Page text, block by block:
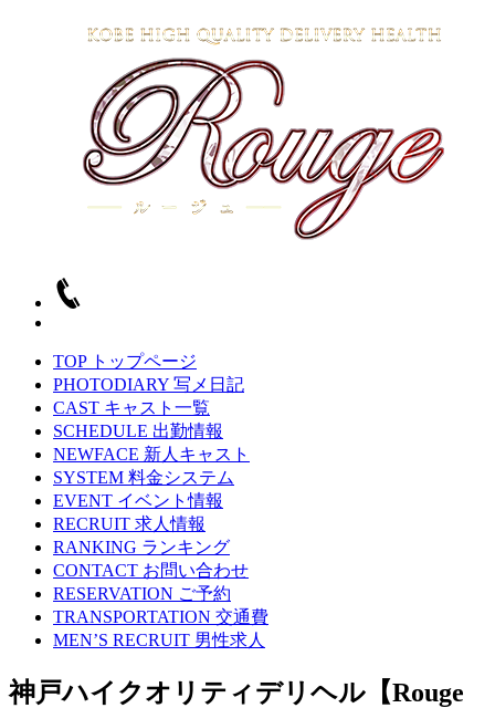
TOP トップページ
PHOTODIARY 写メ日記
CAST キャスト一覧
SCHEDULE 出勤情報
NEWFACE 新人キャスト
SYSTEM 料金システム
EVENT イベント情報
RECRUIT 求人情報
RANKING ランキング
CONTACT お問い合わせ
RESERVATION ご予約
TRANSPORTATION 交通費
MEN’S RECRUIT 男性求人
神戸ハイクオリティデリヘル【Rouge